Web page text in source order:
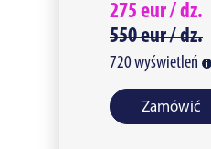
275 eur /dz.
550eur /dz.
720wyświetleń
Zamówić